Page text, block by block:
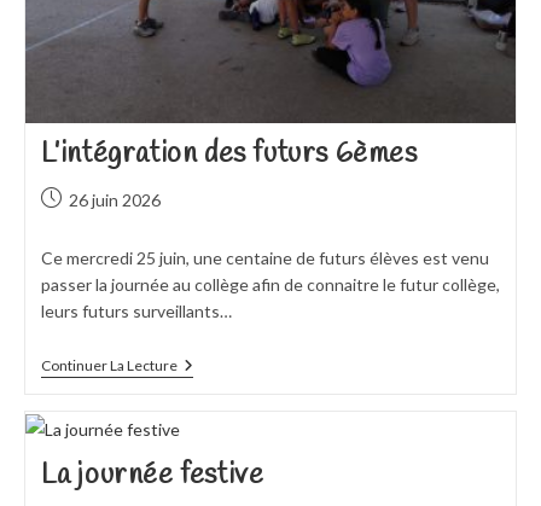
L’intégration des futurs 6èmes
Publication
26 juin 2026
Ce mercredi 25 juin, une centaine de futurs élèves est venu
passer la journée au collège afin de connaitre le futur collège,
leurs futurs surveillants…
Continuer La LectureL’intégration
Des
6èmes
La journée festive